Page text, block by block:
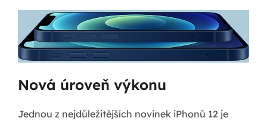
Nová úroveň výkonu
Jednou z nejdůležitějších novinek iPhonů 12 je